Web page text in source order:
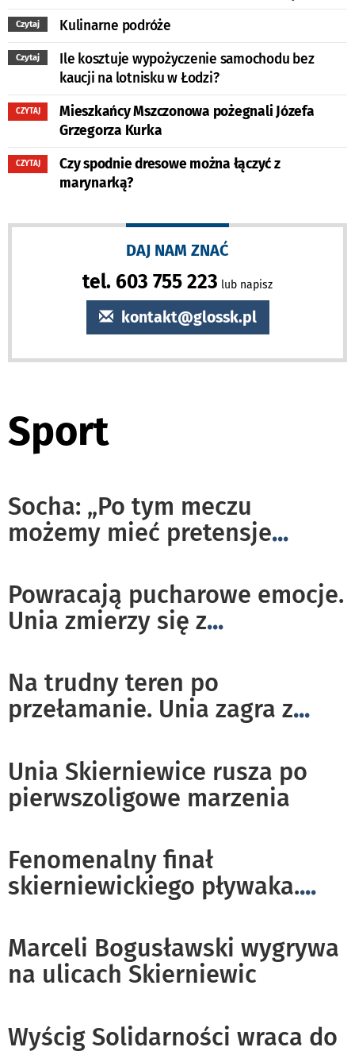
Czytaj Kulinarne podróże
Czytaj
Ile kosztuje wypożyczenie samochodu bez
kaucji na lotnisku w Łodzi?
CZYTAJ
Mieszkańcy Mszczonowa pożegnali Józefa
Grzegorza Kurka
CZYTAJ
Czy spodnie dresowe można łączyć z
marynarką?
DAJ NAM ZNAĆ
tel. 603 755 223 lub napisz
kontakt@glossk.pl
Sport
Socha: „Po tym meczu
możemy mieć pretensje...
Powracają pucharowe emocje.
Unia zmierzy się z...
Na trudny teren po
przełamanie. Unia zagra z...
Unia Skierniewice rusza po
pierwszoligowe marzenia
Fenomenalny finał
skierniewickiego pływaka....
Marceli Bogusławski wygrywa
na ulicach Skierniewic
Wyścig Solidarności wraca do